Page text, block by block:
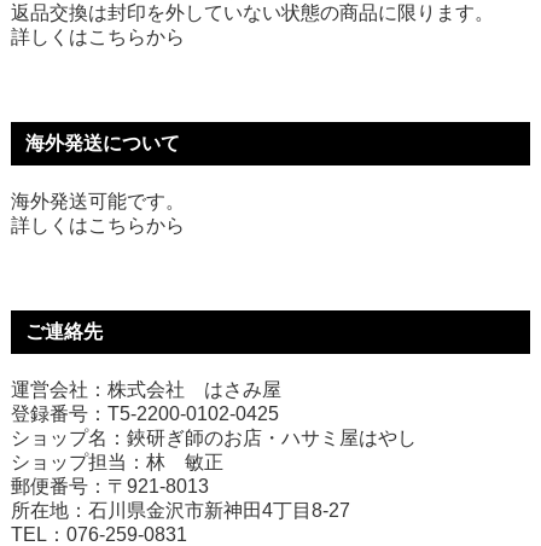
返品交換は封印を外していない状態の商品に限ります。
詳しくはこちらから
海外発送について
海外発送可能です。
詳しくはこちらから
ご連絡先
運営会社：株式会社 はさみ屋
登録番号：T5-2200-0102-0425
ショップ名：鋏研ぎ師のお店・ハサミ屋はやし
ショップ担当：林 敏正
郵便番号：〒921-8013
所在地：石川県金沢市新神田4丁目8-27
TEL：076-259-0831